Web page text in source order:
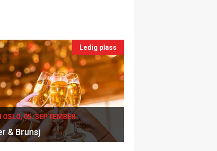
Ledig plass
OSLO, 05. SEPTEMBER
& Brunsj